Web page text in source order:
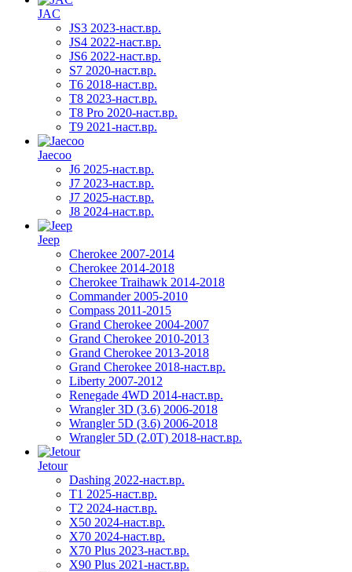
JAC
JS3 2023-наст.вр.
JS4 2022-наст.вр.
JS6 2022-наст.вр.
S7 2020-наст.вр.
T6 2018-наст.вр.
T8 2023-наст.вр.
T8 Pro 2020-наст.вр.
T9 2021-наст.вр.
Jaecoo
J6 2025-наст.вр.
J7 2023-наст.вр.
J7 2025-наст.вр.
J8 2024-наст.вр.
Jeep
Cherokee 2007-2014
Cherokee 2014-2018
Cherokee Traihawk 2014-2018
Commander 2005-2010
Compass 2011-2015
Grand Cherokee 2004-2007
Grand Cherokee 2010-2013
Grand Cherokee 2013-2018
Grand Cherokee 2018-наст.вр.
Liberty 2007-2012
Renegade 4WD 2014-наст.вр.
Wrangler 3D (3.6) 2006-2018
Wrangler 5D (3.6) 2006-2018
Wrangler 5D (2.0T) 2018-наст.вр.
Jetour
Dashing 2022-наст.вр.
T1 2025-наст.вр.
T2 2024-наст.вр.
X50 2024-наст.вр.
X70 2024-наст.вр.
X70 Plus 2023-наст.вр.
X90 Plus 2021-наст.вр.